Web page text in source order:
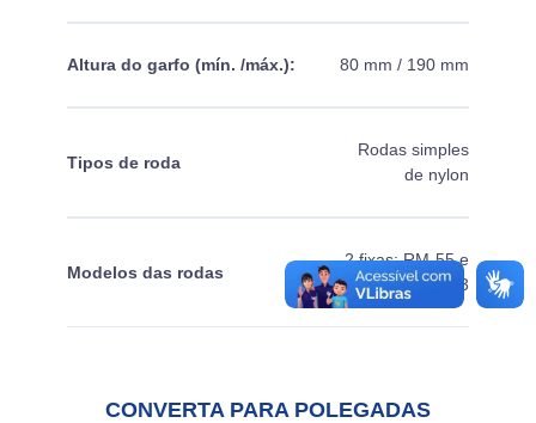
Altura do garfo (mín. /máx.): 80 mm / 190 mm
Tipos de roda
Rodas simples
de nylon
Modelos das rodas
2 fixas: RM-55 e
2 giratórias: RM-53
CONVERTA PARA POLEGADAS